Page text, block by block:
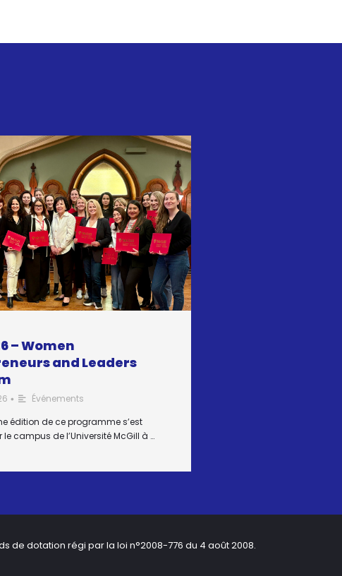
– Women
and Leaders
•
Événements
édition de ce programme s’est
le campus de l’Université McGill à …
de dotation régi par la loi n°2008-776 du 4 août 2008.